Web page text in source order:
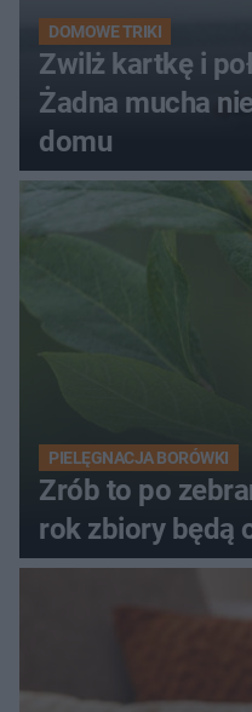
DOMOWE TRIKI
Zwilż kartkę i
Żadna mucha
domu
PIELĘGNACJA BORÓWKI
Zrób to po
rok zbiory będą